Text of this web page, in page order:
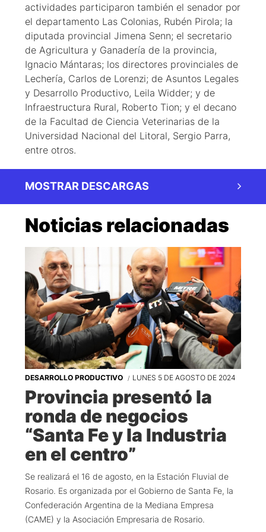
actividades participaron también el senador por
el departamento Las Colonias, Rubén Pirola; la
diputada provincial Jimena Senn; el secretario
de Agricultura y Ganadería de la provincia,
Ignacio Mántaras; los directores provinciales de
Lechería, Carlos de Lorenzi; de Asuntos Legales
y Desarrollo Productivo, Leila Widder; y de
Infraestructura Rural, Roberto Tion; y el decano
de la Facultad de Ciencia Veterinarias de la
Universidad Nacional del Litoral, Sergio Parra,
entre otros.
MOSTRAR DESCARGAS
Noticias relacionadas
DESARROLLO PRODUCTIVO LUNES 5 DE AGOSTO DE 2024
Provincia presentó la
ronda de negocios
“Santa Fe y la Industria
en el centro”
Se realizará el 16 de agosto, en la Estación Fluvial de
Rosario. Es organizada por el Gobierno de Santa Fe, la
Confederación Argentina de la Mediana Empresa
(CAME) y la Asociación Empresaria de Rosario.